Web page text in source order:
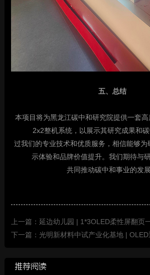
五、总结
本项目将为黑龙江碳中和研究院提供一套
2x2整机系统，以展示其研究成果和
过我们的专业技术和优质服务，相信能够为
示体验和品牌价值提升。我们期待与
共同推动碳中和事业的发展
上一篇：延边幼儿园 | 1*3OLED柔性屏翻页
下一篇：光明新材料中试产业化基地 | OLED
推荐阅读